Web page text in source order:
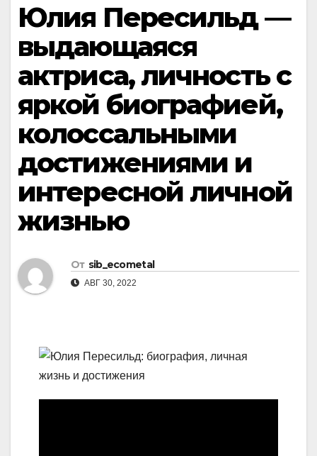
Юлия Пересильд —
выдающаяся
актриса, личность с
яркой биографией,
колоссальными
достижениями и
интересной личной
жизнью
От sib_ecometal
АВГ 30, 2022